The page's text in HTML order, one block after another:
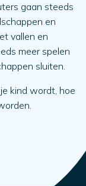
gaan steeds
en
vallen en
meer spelen
sluiten.
kind wordt, hoe